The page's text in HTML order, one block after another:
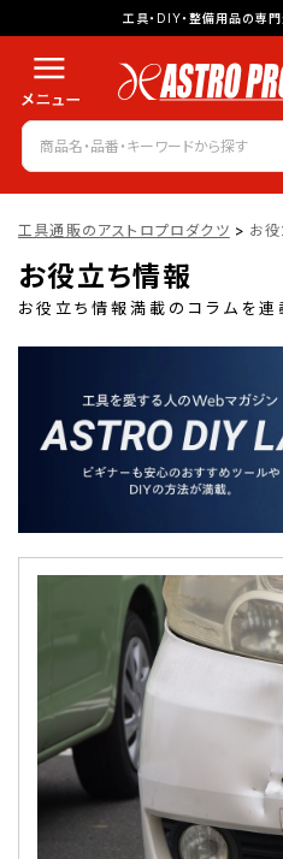
工具・DIY・整備用品の専
工具通販のアストロプロダクツ > お
お役立ち情報
お役立ち情報満載のコラムを連